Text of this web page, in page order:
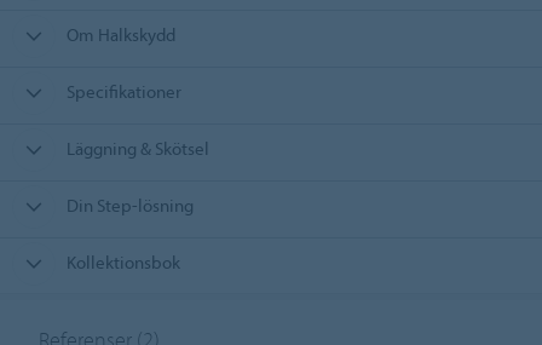
Om Halkskydd
Specifikationer
Läggning & Skötsel
Din Step-lösning
Kollektionsbok